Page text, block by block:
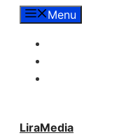
LangsungMenu
LiraMedia